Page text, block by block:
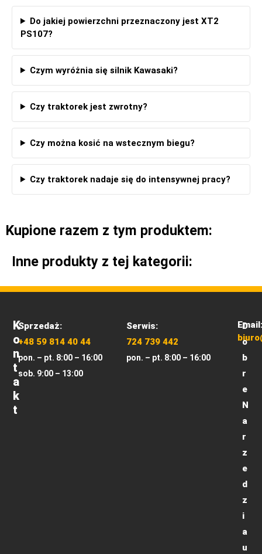
Do jakiej powierzchni przeznaczony jest XT2
PS107?
Czym wyróżnia się silnik Kawasaki?
Czy traktorek jest zwrotny?
Czy można kosić na wstecznym biegu?
Czy traktorek nadaje się do intensywnej pracy?
Kupione razem z tym produktem:
Inne produkty z tej kategorii:
K
O
N
T
A
K
T
Sprzedaż:
+48 59 814 40 44
pon. – pt. 8:00 – 16:00
sob. 9:00 – 13:00
Serwis:
724 739 442
pon. – pt. 8:00 – 16:00
Email:
D
o
b
r
e
N
a
r
z
e
d
z
i
a
u